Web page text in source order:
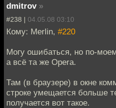
dmitrov »
#238 | 04.05.08 03:10
Кому: Merlin, #220
Могу ошибаться, но по-
а всё та же Opera.
Там (в браузере) в окне
строке умещается больше
получается вот такое.